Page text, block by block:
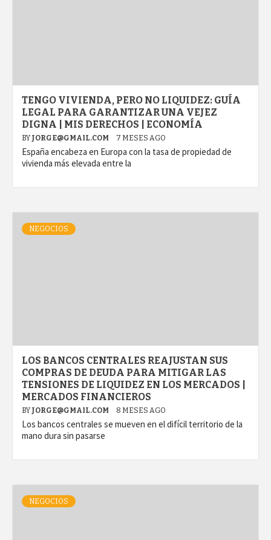
TENGO VIVIENDA, PERO NO LIQUIDEZ: GUÍA
LEGAL PARA GARANTIZAR UNA VEJEZ
DIGNA | MIS DERECHOS | ECONOMÍA
BY JORGE@GMAIL.COM 7 MESES AGO
España encabeza en Europa con la tasa de propiedad de
vivienda más elevada entre la
NEGOCIOS
LOS BANCOS CENTRALES REAJUSTAN SUS
COMPRAS DE DEUDA PARA MITIGAR LAS
TENSIONES DE LIQUIDEZ EN LOS MERCADOS |
MERCADOS FINANCIEROS
BY JORGE@GMAIL.COM 8 MESES AGO
Los bancos centrales se mueven en el difícil territorio de la
mano dura sin pasarse
NEGOCIOS